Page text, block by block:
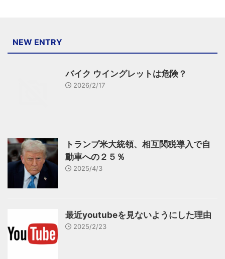
NEW ENTRY
バイク ウイングレットは危険？
2026/2/17
トランプ米大統領、相互関税導入で自
動車への２５％
2025/4/3
最近youtubeを見ないようにした理由
2025/2/23